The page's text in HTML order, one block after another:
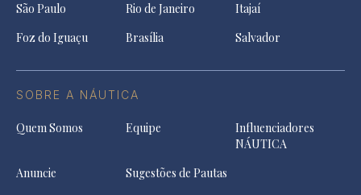
São Paulo Rio de Janeiro
Itajaí
Foz do Iguaçu
Brasília Salvador
SOBRE A NÁUTICA
Quem Somos Equipe
Influenciadores
NÁUTICA
Anuncie
Sugestões de Pautas